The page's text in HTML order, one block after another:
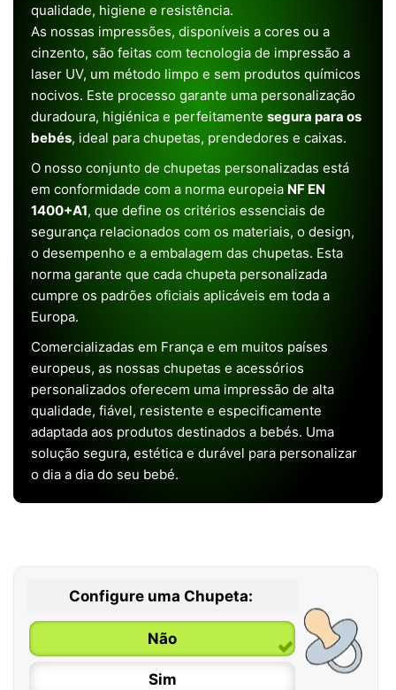
qualidade, higiene e resistência.
As nossas impressões, disponíveis a cores ou a
cinzento, são feitas com tecnologia de impressão a
laser UV, um método limpo e sem produtos químicos
nocivos. Este processo garante uma personalização
duradoura, higiénica e perfeitamente segura para os
bebés, ideal para chupetas, prendedores e caixas.
O nosso conjunto de chupetas personalizadas está
em conformidade com a norma europeia NF EN
1400+A1, que define os critérios essenciais de
segurança relacionados com os materiais, o design,
o desempenho e a embalagem das chupetas. Esta
norma garante que cada chupeta personalizada
cumpre os padrões oficiais aplicáveis em toda a
Europa.
Comercializadas em França e em muitos países
europeus, as nossas chupetas e acessórios
personalizados oferecem uma impressão de alta
qualidade, fiável, resistente e especificamente
adaptada aos produtos destinados a bebés. Uma
solução segura, estética e durável para personalizar
o dia a dia do seu bebé.
Configure uma Chupeta:
Não
Sim